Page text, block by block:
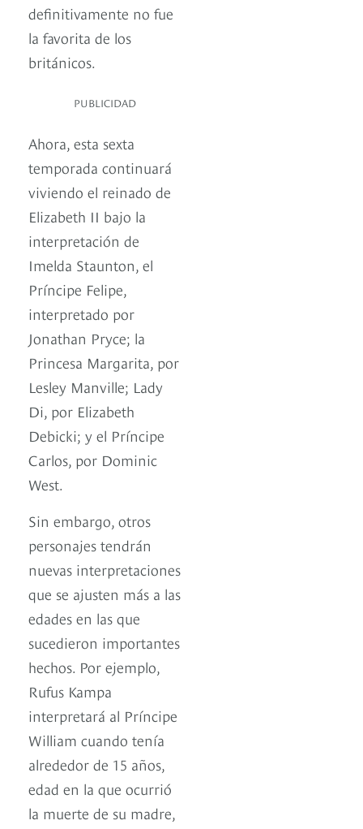
definitivamente no fue
la favorita de los
británicos.
PUBLICIDAD
Ahora, esta sexta
temporada continuará
viviendo el reinado de
Elizabeth II bajo la
interpretación de
Imelda Staunton, el
Príncipe Felipe,
interpretado por
Jonathan Pryce; la
Princesa Margarita, por
Lesley Manville; Lady
Di, por Elizabeth
Debicki; y el Príncipe
Carlos, por Dominic
West.
Sin embargo, otros
personajes tendrán
nuevas interpretaciones
que se ajusten más a las
edades en las que
sucedieron importantes
hechos. Por ejemplo,
Rufus Kampa
interpretará al Príncipe
William cuando tenía
alrededor de 15 años,
edad en la que ocurrió
la muerte de su madre,